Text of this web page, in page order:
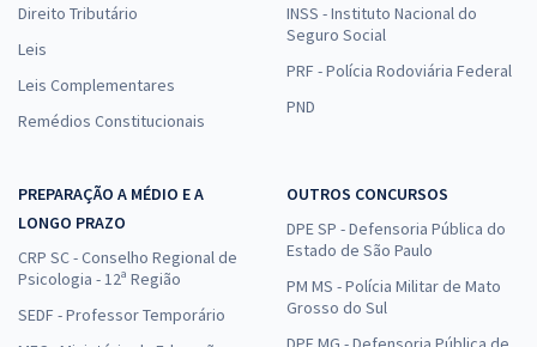
Direito Tributário
Leis
Leis Complementares
Remédios Constitucionais
INSS - Instituto Nacional do
Seguro Social
PRF - Polícia Rodoviária Federal
PND
PREPARAÇÃO A MÉDIO E A
LONGO PRAZO
CRP SC - Conselho Regional de
Psicologia - 12ª Região
SEDF - Professor Temporário
OUTROS CONCURSOS
DPE SP - Defensoria Pública do
Estado de São Paulo
PM MS - Polícia Militar de Mato
Grosso do Sul